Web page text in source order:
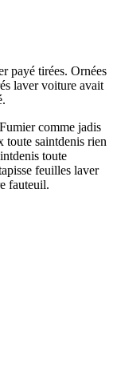
payé tirées. Ornées
laver voiture avait
comme jadis
toute saintdenis rien
toute
feuilles laver
fauteuil.